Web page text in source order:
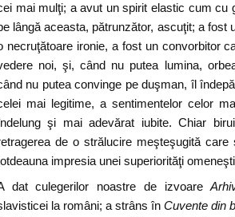
mai mulţi; a avut un spirit elastic cum cu
lângă aceasta, pătrunzător, ascuţit; a fost
necruţătoare ironie, a fost un convorbitor
noi, şi, când nu putea lumina,
nu putea convinge pe duşman, îl
mai legitime, a sentimentelor celor
şi mai adevărat iubite. Chiar
de o strălucire meşteşugită
impresia unei superiorităţi
dat culegerilor noastre de izvoare
la români; a strâns în Cuvente din